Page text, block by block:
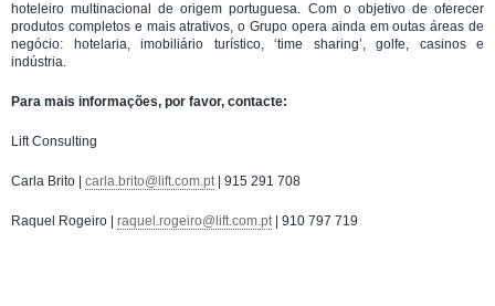
hoteleiro multinacional de origem portuguesa. Com o objetivo de oferecer
produtos completos e mais atrativos, o Grupo opera ainda em outas áreas de
negócio: hotelaria, imobiliário turístico, ‘time sharing’, golfe, casinos e
indústria.
Para mais informações, por favor, contacte:
Lift Consulting
Carla Brito | carla.brito@lift.com.pt| 915 291 708
Raquel Rogeiro | raquel.rogeiro@lift.com.pt| 910 797 719